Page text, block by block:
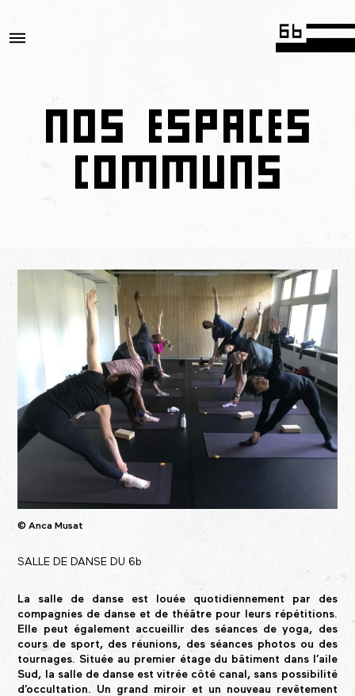
NOS ESPACES
COMMUNS
© Anca Musat
SALLE DE DANSE DU 6b
La salle de danse est louée quotidiennement par des
compagnies de danse et de théâtre pour leurs répétitions.
Elle peut également accueillir des séances de yoga, des
cours de sport, des réunions, des séances photos ou des
tournages. Située au premier étage du bâtiment dans l’aile
Sud, la salle de danse est vitrée côté canal, sans possibilité
d’occultation. Un grand miroir et un nouveau revêtement